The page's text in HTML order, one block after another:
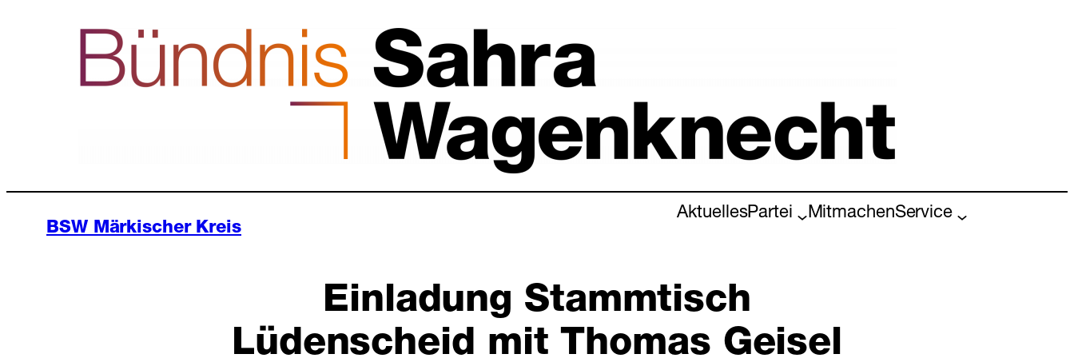
BSW Märkischer Kreis
AktuellesPartei MitmachenService
Einladung Stammtisch
Lüdenscheid mit Thomas Geisel